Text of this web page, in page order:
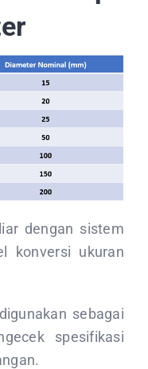
dengan sistem
konversi ukuran
sebagai
spesifikasi